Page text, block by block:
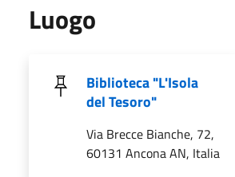
Luogo
Biblioteca "L'Isola
del Tesoro"
Via Brecce Bianche, 72,
60131 Ancona AN, Italia